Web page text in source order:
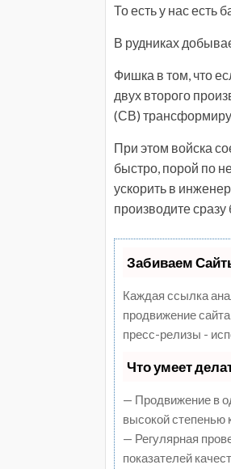
То есть у нас есть
В рудниках
Фишка в том, что
двух второго
(СВ)
При этом войска
быстро, порой по
ускорить в
производите
Забиваем
Каждая ссылка
продвижение
пресс-релизы -
Что умеет
— Продвижение в
высокой степенью
— Регулярная
показателей